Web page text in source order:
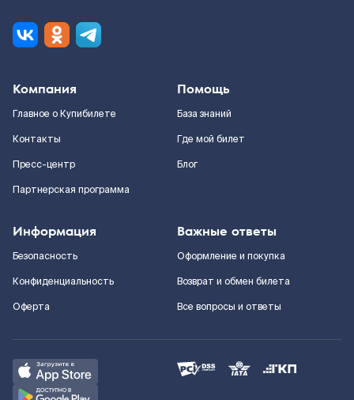
Компания
Главное о Купибилете
Контакты
Пресс-центр
Партнерская программа
Помощь
База знаний
Где мой билет
Блог
Информация
Безопасность
Конфиденциальность
Оферта
Важные ответы
Оформление и покупка
Возврат и обмен билета
Все вопросы и ответы